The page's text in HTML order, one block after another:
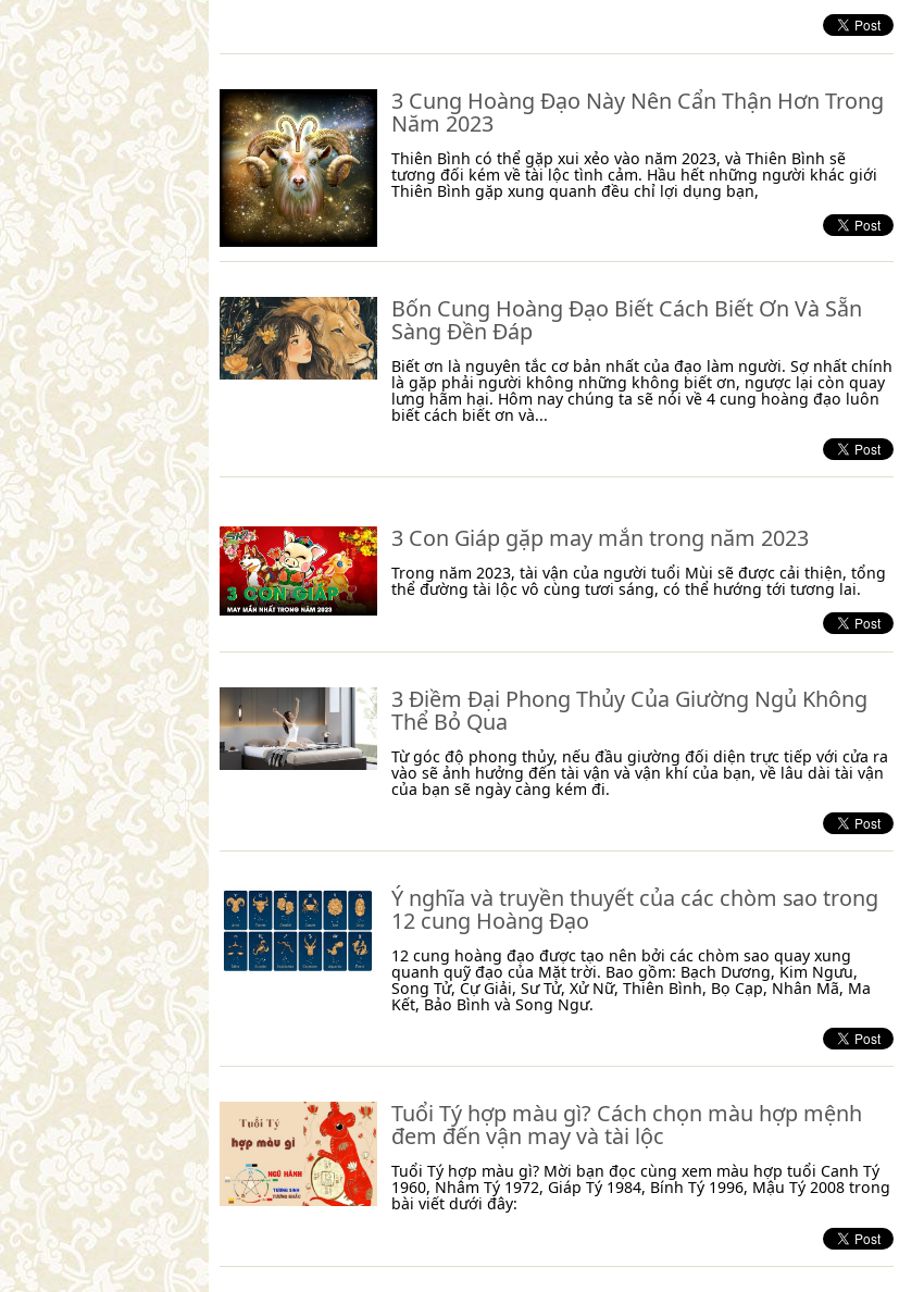
3 Cung Hoàng Đạo Này Nên Cẩn Thận Hơn Trong
Năm 2023
Thiên Bình có thể gặp xui xẻo vào năm 2023, và Thiên Bình sẽ
tương đối kém về tài lộc tình cảm. Hầu hết những người khác giới
Thiên Bình gặp xung quanh đều chỉ lợi dụng bạn,
Bốn Cung Hoàng Đạo Biết Cách Biết Ơn Và Sẵn
Sàng Đền Đáp
Biết ơn là nguyên tắc cơ bản nhất của đạo làm người. Sợ nhất chính
là gặp phải người không những không biết ơn, ngược lại còn quay
lưng hãm hại. Hôm nay chúng ta sẽ nói về 4 cung hoàng đạo luôn
biết cách biết ơn và...
3 Con Giáp gặp may mắn trong năm 2023
Trong năm 2023, tài vận của người tuổi Mùi sẽ được cải thiện, tổng
thể đường tài lộc vô cùng tươi sáng, có thể hướng tới tương lai.
3 Điềm Đại Phong Thủy Của Giường Ngủ Không
Thể Bỏ Qua
Từ góc độ phong thủy, nếu đầu giường đối diện trực tiếp với cửa ra
vào sẽ ảnh hưởng đến tài vận và vận khí của bạn, về lâu dài tài vận
của bạn sẽ ngày càng kém đi.
Ý nghĩa và truyền thuyết của các chòm sao trong
12 cung Hoàng Đạo
12 cung hoàng đạo được tạo nên bởi các chòm sao quay xung
quanh quỹ đạo của Mặt trời. Bao gồm: Bạch Dương, Kim Ngưu,
Song Tử, Cự Giải, Sư Tử, Xử Nữ, Thiên Bình, Bọ Cạp, Nhân Mã, Ma
Kết, Bảo Bình và Song Ngư.
Tuổi Tý hợp màu gì? Cách chọn màu hợp mệnh
đem đến vận may và tài lộc
Tuổi Tý hợp màu gì? Mời bạn đọc cùng xem màu hợp tuổi Canh Tý
1960, Nhâm Tý 1972, Giáp Tý 1984, Bính Tý 1996, Mậu Tý 2008 trong
bài viết dưới đây: